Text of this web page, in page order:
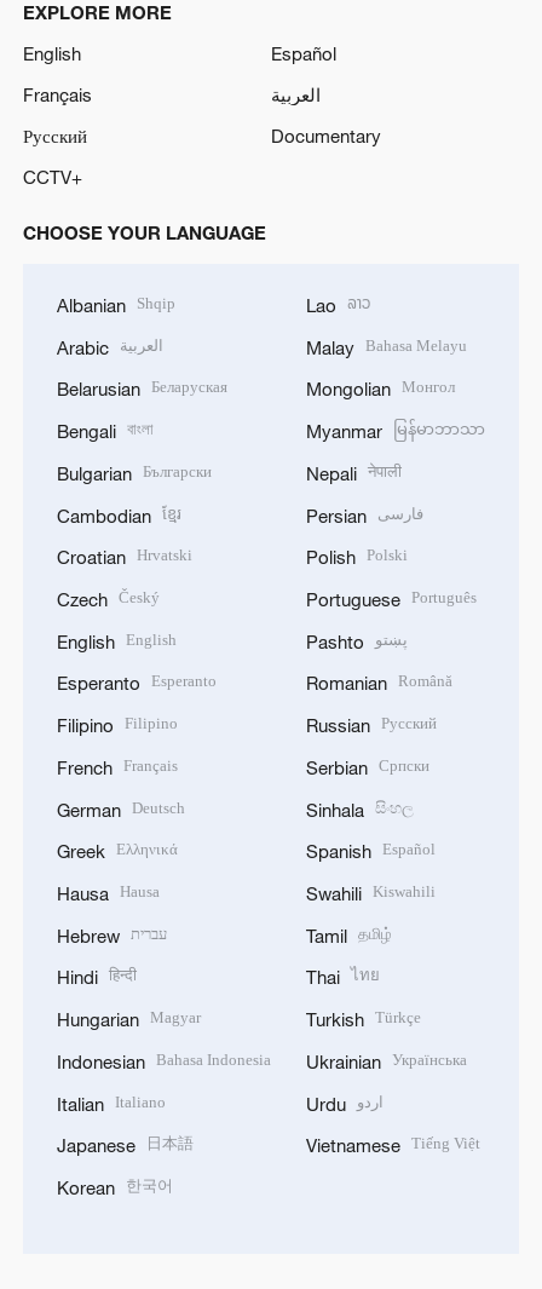
EXPLORE MORE
English
Español
Français
العربية
Русский
Documentary
CCTV+
CHOOSE YOUR LANGUAGE
Albanian Shqip
Arabic العربية
Belarusian Беларуская
Bengali বাংলা
Bulgarian Български
Cambodian ខ្មែរ
Croatian Hrvatski
Czech Český
English English
Esperanto Esperanto
Filipino Filipino
French Français
German Deutsch
Greek Ελληνικά
Hausa Hausa
Hebrew עברית
Hindi हिन्दी
Hungarian Magyar
Indonesian Bahasa Indonesia
Italian Italiano
Japanese 日本語
Korean 한국어
Lao ລາວ
Malay Bahasa Melayu
Mongolian Монгол
Myanmar မြန်မာဘာသာ
Nepali नेपाली
Persian فارسی
Polish Polski
Portuguese Português
Pashto پښتو
Romanian Română
Russian Русский
Serbian Српски
Sinhala සිංහල
Spanish Español
Swahili Kiswahili
Tamil தமிழ்
Thai ไทย
Turkish Türkçe
Ukrainian Українська
Urdu اردو
Vietnamese Tiếng Việt